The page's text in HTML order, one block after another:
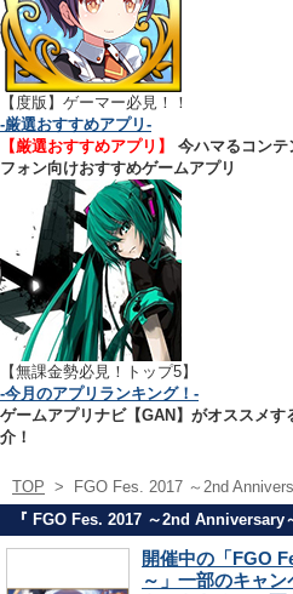
【 度版】ゲーマー必見！！
-厳選おすすめアプリ-
【厳選おすすめアプリ】
今ハマるコンテ
フォン向けおすすめゲームアプリ
【無課金勢必見！トップ5】
-今月のアプリランキング！-
ゲームアプリナビ【GAN】がオススメ
介！
TOP >
FGO Fes. 2017 ～2nd
『 FGO Fes. 2017 ～2nd Anniversary
開催中の「FGO
～」一部のキャ